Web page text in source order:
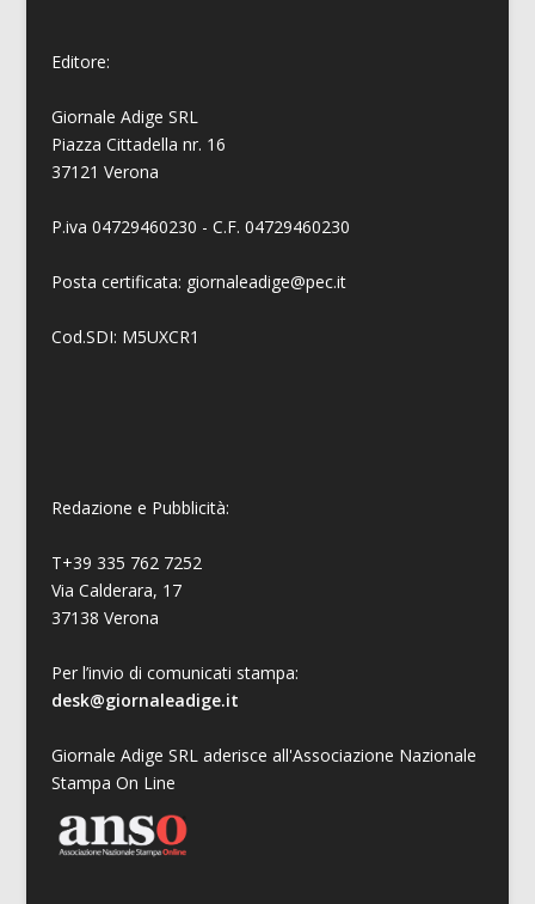
Editore:
Giornale Adige SRL
Piazza Cittadella nr. 16
37121 Verona
P.iva 04729460230 - C.F. 04729460230
Posta certificata: giornaleadige@pec.it
Cod.SDI: M5UXCR1
Redazione e Pubblicità:
T+39 335 762 7252
Via Calderara, 17
37138 Verona
Per l’invio di comunicati stampa:
desk@giornaleadige.it
Giornale Adige SRL aderisce all'Associazione Nazionale
Stampa On Line